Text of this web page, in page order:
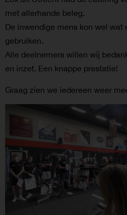
met allerhande beleg.
De inwendige mens kon wel wat
gebruiken.
Alle deelnemers willen wij
en inzet. Een knappe prestatie!
Graag zien we iedereen weer